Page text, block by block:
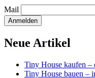
Mail
Neue Artikel
Tiny House kaufen –
Tiny House bauen –